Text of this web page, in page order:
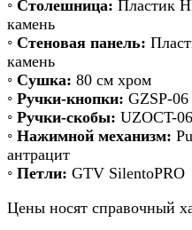
◦ Столешница: Пластик
камень
◦ Стеновая панель:
камень
◦ Сушка: 80 см хром
◦ Ручки-кнопки: GZSP-
◦ Ручки-скобы: UZOCT-
◦ Нажимной механизм:
антрацит
◦ Петли: GTV SilentoPRO
Цены носят справочный